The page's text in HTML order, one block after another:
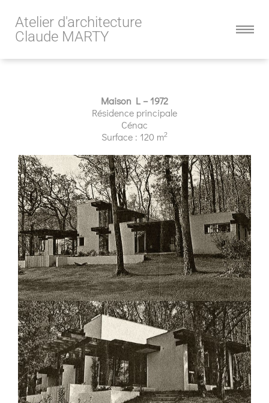
Atelier d'architecture
Claude MARTY
Maison L – 1972
Résidence principale
Cénac
Surface : 120 m2